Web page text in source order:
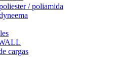
/ poliamida
cargas